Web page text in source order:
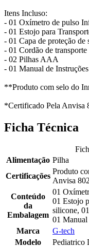
Itens Incluso:
- 01 Oxímetro de pulso
- 01 Estojo para
- 01 Capa de proteção de
- 01 Cordão de transporte
- 02 Pilhas AAA
- 01 Manual de Instruções
**Produto com selo do
*Certificado Pela Anvisa
Ficha Técnica
Alimentação Pilha
Certificações
Produto
Anvisa
Conteúdo
da
Embalagem
01
01 Estojo
silicone,
01 Manual
Marca
G-tech
Modelo
Pediatrico